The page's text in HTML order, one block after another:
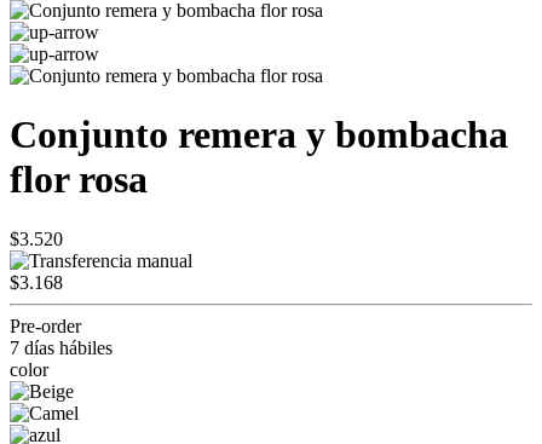
Conjunto remera y bombacha
flor rosa
$3.520
$3.168
Pre-order
7 días hábiles
color